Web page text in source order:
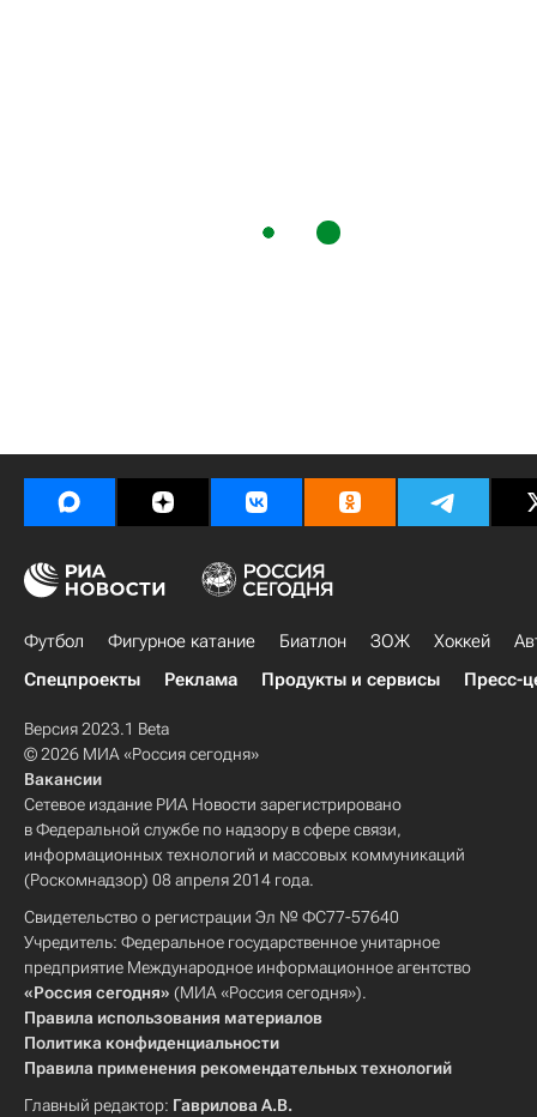
Футбол Фигурное катание Биатлон ЗОЖ Хоккей
Спецпроекты
Реклама Продукты и сервисы Пресс-
Версия 2023.1 Beta
© 2026 МИА «Россия сегодня»
Вакансии
Сетевое издание РИА Новости зарегистрировано
в Федеральной службе по надзору в сфере связи,
информационных технологий и массовых коммуникаций
(Роскомнадзор) 08 апреля 2014 года.
Свидетельство о регистрации Эл № ФС77-57640
Учредитель: Федеральное государственное унитарное
предприятие Международное информационное агентство
«Россия сегодня» (МИА «Россия сегодня»).
Правила использования материалов
Политика конфиденциальности
Правила применения рекомендательных технологий
Главный редактор: Гаврилова А.В.